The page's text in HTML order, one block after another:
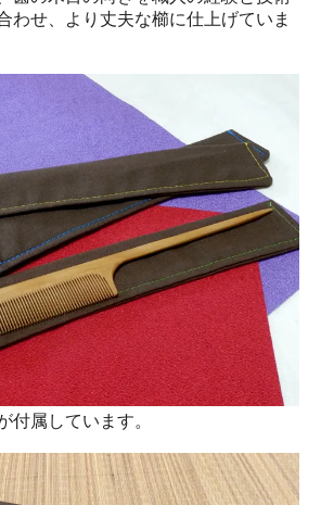
わせ、より丈夫な櫛に仕上げていま
付属しています。